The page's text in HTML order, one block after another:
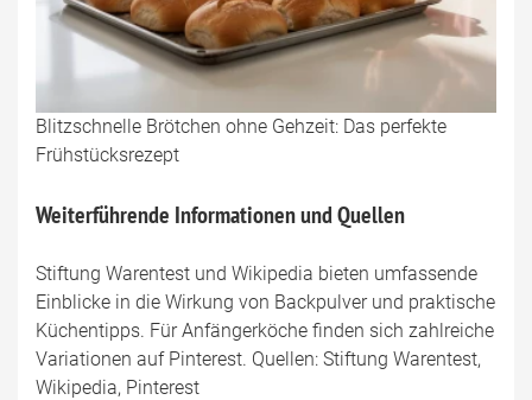
Blitzschnelle Brötchen ohne Gehzeit: Das perfekte
Frühstücksrezept
Weiterführende Informationen und Quellen
Stiftung Warentest und Wikipedia bieten umfassende
Einblicke in die Wirkung von Backpulver und praktische
Küchentipps. Für Anfängerköche finden sich zahlreiche
Variationen auf Pinterest. Quellen: Stiftung Warentest,
Wikipedia, Pinterest